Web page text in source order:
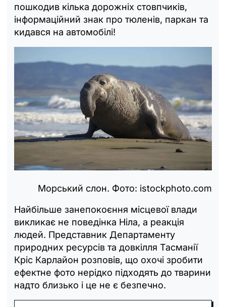
пошкодив кілька дорожніх стовпчиків,
інформаційний знак про тюленів, паркан та
кидався на автомобілі!
Морський слон. Фото: istockphoto.com
Найбільше занепокоєння місцевої влади
викликає не поведінка Ніла, а реакція
людей. Представник Департаменту
природних ресурсів та довкілля Тасманії
Кріс Карлайон розповів, що охочі зробити
ефектне фото нерідко підходять до тварини
надто близько і це не є безпечно.